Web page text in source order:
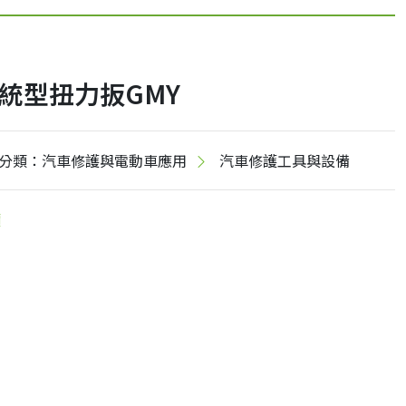
型扭力扳GMY
類：汽車修護與電動車應用 汽車修護工具與設備